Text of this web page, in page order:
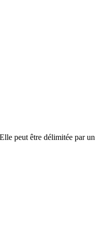
peut être délimitée par un